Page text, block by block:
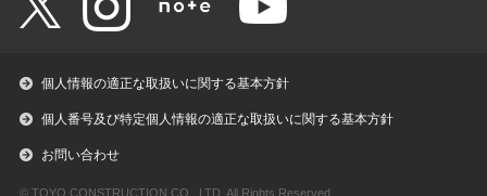
個人情報の適正な取扱いに関する基本方針
個人番号及び特定個人情報の適正な取扱いに関する基本方針
お問い合わせ
© TOYO CONSTRUCTION CO., LTD. All Rights Reserved.